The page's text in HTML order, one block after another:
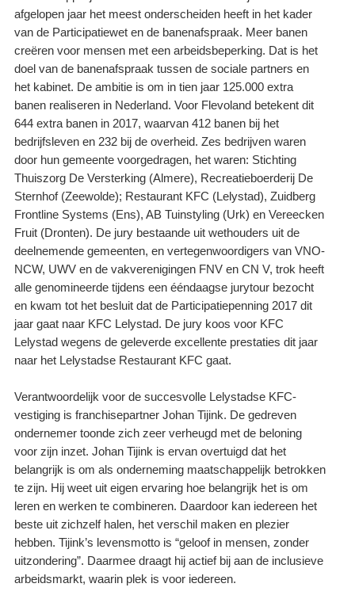
afgelopen jaar het meest onderscheiden heeft in het kader
van de Participatiewet en de banenafspraak. Meer banen
creëren voor mensen met een arbeidsbeperking. Dat is het
doel van de banenafspraak tussen de sociale partners en
het kabinet. De ambitie is om in tien jaar 125.000 extra
banen realiseren in Nederland. Voor Flevoland betekent dit
644 extra banen in 2017, waarvan 412 banen bij het
bedrijfsleven en 232 bij de overheid. Zes bedrijven waren
door hun gemeente voorgedragen, het waren: Stichting
Thuiszorg De Versterking (Almere), Recreatieboerderij De
Sternhof (Zeewolde); Restaurant KFC (Lelystad), Zuidberg
Frontline Systems (Ens), AB Tuinstyling (Urk) en Vereecken
Fruit (Dronten). De jury bestaande uit wethouders uit de
deelnemende gemeenten, en vertegenwoordigers van VNO-
NCW, UWV en de vakverenigingen FNV en CN V, trok heeft
alle genomineerde tijdens een ééndaagse jurytour bezocht
en kwam tot het besluit dat de Participatiepenning 2017 dit
jaar gaat naar KFC Lelystad. De jury koos voor KFC
Lelystad wegens de geleverde excellente prestaties dit jaar
naar het Lelystadse Restaurant KFC gaat.
Verantwoordelijk voor de succesvolle Lelystadse KFC-
vestiging is franchisepartner Johan Tijink. De gedreven
ondernemer toonde zich zeer verheugd met de beloning
voor zijn inzet. Johan Tijink is ervan overtuigd dat het
belangrijk is om als onderneming maatschappelijk betrokken
te zijn. Hij weet uit eigen ervaring hoe belangrijk het is om
leren en werken te combineren. Daardoor kan iedereen het
beste uit zichzelf halen, het verschil maken en plezier
hebben. Tijink’s levensmotto is “geloof in mensen, zonder
uitzondering”. Daarmee draagt hij actief bij aan de inclusieve
arbeidsmarkt, waarin plek is voor iedereen.